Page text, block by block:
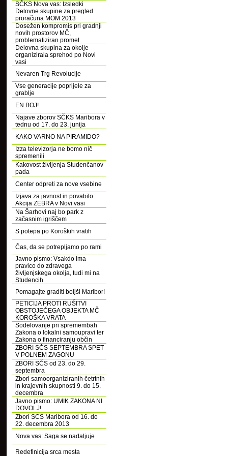
SČKS Nova vas: Izsledki
Delovne skupine za pregled
proračuna MOM 2013
Dosežen kompromis pri gradnji
novih prostorov MČ,
problematiziran promet
Delovna skupina za okolje
organizirala sprehod po Novi
vasi
Nevaren Trg Revolucije
Vse generacije poprijele za
grablje
EN BOJ!
Najave zborov SČKS Maribora v
tednu od 17. do 23. junija
KAKO VARNO NA PIRAMIDO?
Izza televizorja ne bomo nič
spremenili
Kakovost življenja Studenčanov
pada
Center odpreti za nove vsebine
Izjava za javnost in povabilo:
Akcija ZEBRA v Novi vasi
Na Šarhovi naj bo park z
začasnim igriščem
S potepa po Koroških vratih
Čas, da se potrepljamo po rami
Javno pismo: Vsakdo ima
pravico do zdravega
življenjskega okolja, tudi mi na
Studencih
Pomagajte graditi boljši Maribor!
PETICIJA PROTI RUŠITVI
OBSTOJEČEGA OBJEKTA MČ
KOROŠKA VRATA
Sodelovanje pri spremembah
Zakona o lokalni samoupravi ter
Zakona o financiranju občin
ZBORI SČS SEPTEMBRA SPET
V POLNEM ZAGONU
ZBORI SČS od 23. do 29.
septembra
Zbori samoorganiziranih četrtnih
in krajevnih skupnosti 9. do 15.
decembra
Javno pismo: UMIK ZAKONA NI
DOVOLJ!
Zbori SCS Maribora od 16. do
22. decembra 2013
Nova vas: Saga se nadaljuje
Redefinicija srca mesta